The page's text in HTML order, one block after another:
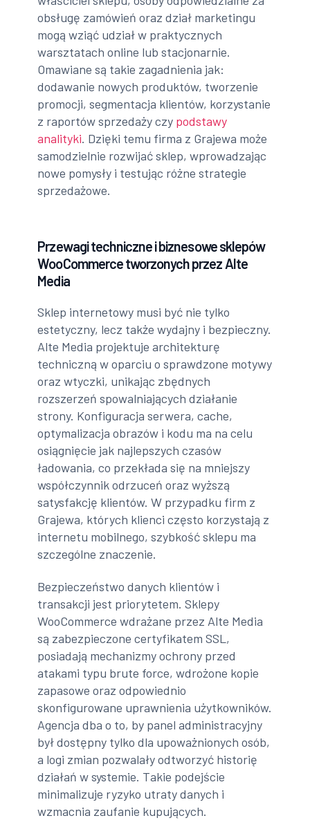
obsługę zamówień oraz dział marketingu
mogą wziąć udział w praktycznych
warsztatach online lub stacjonarnie.
Omawiane są takie zagadnienia jak:
dodawanie nowych produktów, tworzenie
promocji, segmentacja klientów, korzystanie
z raportów sprzedaży czy podstawy
analityki. Dzięki temu firma z Grajewa może
samodzielnie rozwijać sklep, wprowadzając
nowe pomysły i testując różne strategie
sprzedażowe.
Przewagi techniczne i biznesowe sklepów
WooCommerce tworzonych przez Alte
Media
Sklep internetowy musi być nie tylko
estetyczny, lecz także wydajny i bezpieczny.
Alte Media projektuje architekturę
techniczną w oparciu o sprawdzone motywy
oraz wtyczki, unikając zbędnych
rozszerzeń spowalniających działanie
strony. Konfiguracja serwera, cache,
optymalizacja obrazów i kodu ma na celu
osiągnięcie jak najlepszych czasów
ładowania, co przekłada się na mniejszy
współczynnik odrzuceń oraz wyższą
satysfakcję klientów. W przypadku firm z
Grajewa, których klienci często korzystają z
internetu mobilnego, szybkość sklepu ma
szczególne znaczenie.
Bezpieczeństwo danych klientów i
transakcji jest priorytetem. Sklepy
WooCommerce wdrażane przez Alte Media
są zabezpieczone certyfikatem SSL,
posiadają mechanizmy ochrony przed
atakami typu brute force, wdrożone kopie
zapasowe oraz odpowiednio
skonfigurowane uprawnienia użytkowników.
Agencja dba o to, by panel administracyjny
był dostępny tylko dla upoważnionych osób,
a logi zmian pozwalały odtworzyć historię
działań w systemie. Takie podejście
minimalizuje ryzyko utraty danych i
wzmacnia zaufanie kupujących.